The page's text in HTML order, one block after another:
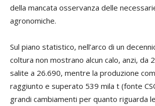
della mancata osservanza delle
agronomiche.
Sul piano statistico, nell’arco di un
coltura non mostrano alcun calo, anzi, da
salite a 26.690, mentre la produzione
raggiunto e superato 539 mila t (fonte
grandi cambiamenti per quanto riguarda